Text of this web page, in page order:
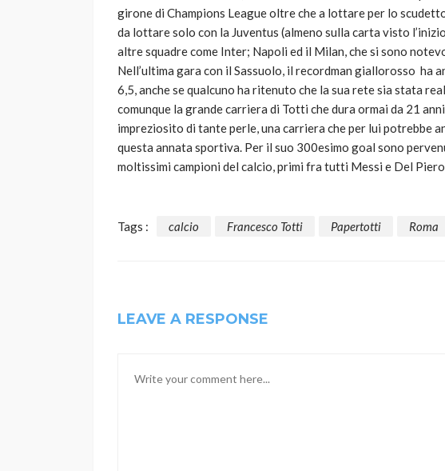
girone di Champions League oltre che a lottare per lo
da lottare solo con la Juventus (almeno sulla carta visto
altre squadre come Inter; Napoli ed il Milan, che si sono
Nell’ultima gara con il Sassuolo, il recordman giallorosso ha
6,5, anche se qualcuno ha ritenuto che la sua rete sia stata
comunque la grande carriera di Totti che dura ormai da 21
impreziosito di tante perle, una carriera che per lui potrebbe
questa annata sportiva. Per il suo 300esimo goal sono
moltissimi campioni del calcio, primi fra tutti Messi e Del
Tags : calcio Francesco Totti Papertotti Roma
LEAVE A RESPONSE